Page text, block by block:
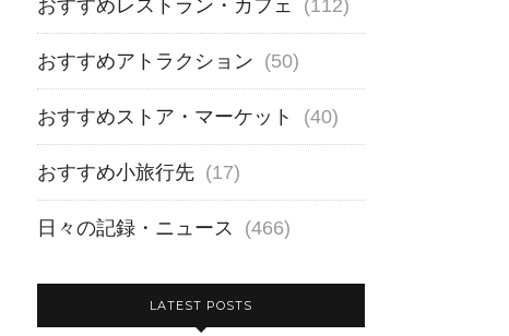
おすすめレストラン・カフェ (112)
おすすめアトラクション (50)
おすすめストア・マーケット (40)
おすすめ小旅行先 (17)
日々の記録・ニュース (466)
LATEST POSTS